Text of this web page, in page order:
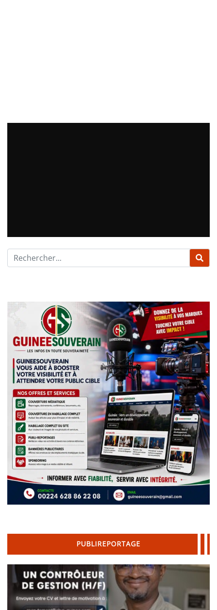
PUBLIREPORTAGE